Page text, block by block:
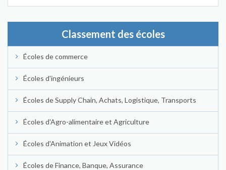
Classement des écoles
Écoles de commerce
Écoles d'ingénieurs
Écoles de Supply Chain, Achats, Logistique, Transports
Écoles d'Agro-alimentaire et Agriculture
Écoles d'Animation et Jeux Vidéos
Écoles de Finance, Banque, Assurance